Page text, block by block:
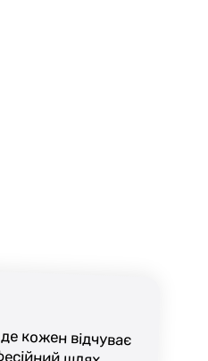
кожен відчуває
шлях,
сучасними
майбутніх